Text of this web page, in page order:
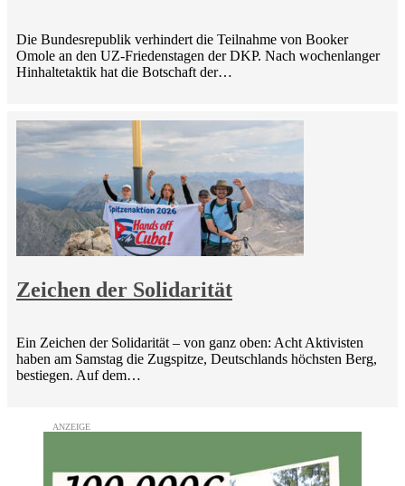
Die Bundesrepublik verhindert die Teilnahme von Booker
Omole an den UZ-Friedenstagen der DKP. Nach wochenlanger
Hinhaltetaktik hat die Botschaft der…
Zeichen der Solidarität
Ein Zeichen der Solidarität – von ganz oben: Acht Aktivisten
haben am Samstag die Zugspitze, Deutschlands höchsten Berg,
bestiegen. Auf dem…